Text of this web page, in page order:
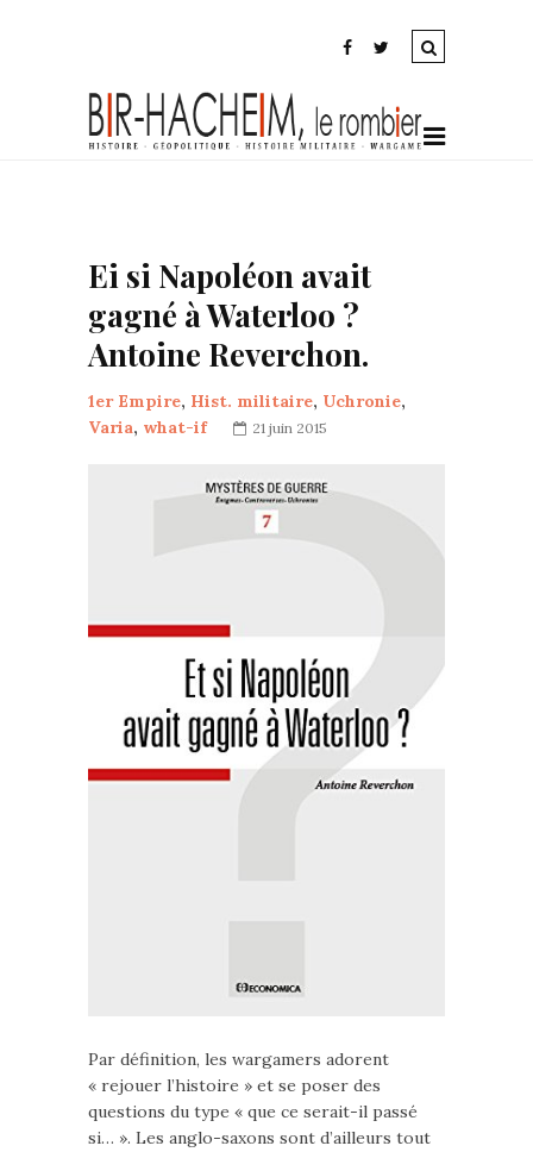
Ei si Napoléon avait
gagné à Waterloo ?
Antoine Reverchon.
1er Empire, Hist. militaire, Uchronie,
Varia, what-if 21 juin 2015
Par définition, les wargamers adorent
« rejouer l’histoire » et se poser des
questions du type « que ce serait-il passé
si… ». Les anglo-saxons sont d’ailleurs tout